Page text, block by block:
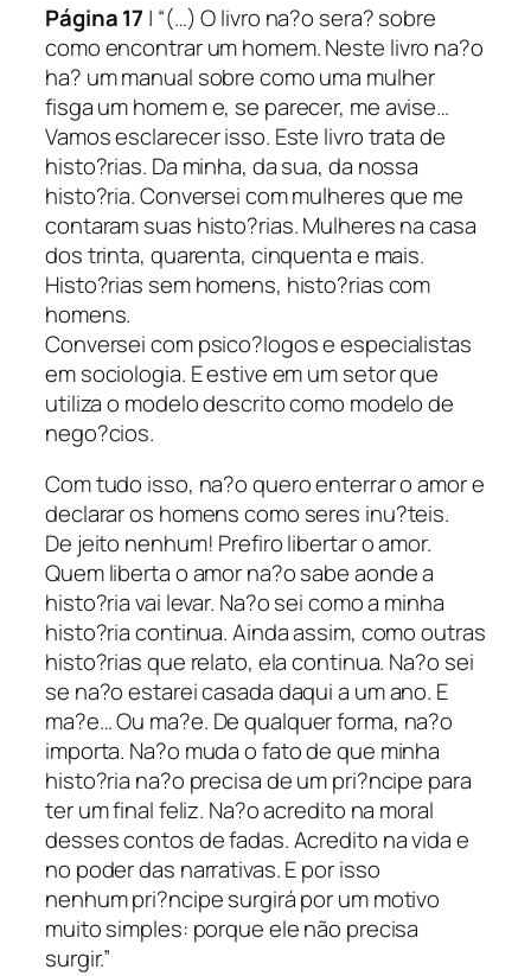
Página 17 | “(…) O livro na?o sera? sobre
como encontrar um homem. Neste livro na?o
ha? um manual sobre como uma mulher
fisga um homem e, se parecer, me avise…
Vamos esclarecer isso. Este livro trata de
histo?rias. Da minha, da sua, da nossa
histo?ria. Conversei com mulheres que me
contaram suas histo?rias. Mulheres na casa
dos trinta, quarenta, cinquenta e mais.
Histo?rias sem homens, histo?rias com
homens.
Conversei com psico?logos e especialistas
em sociologia. E estive em um setor que
utiliza o modelo descrito como modelo de
nego?cios.
Com tudo isso, na?o quero enterrar o amor e
declarar os homens como seres inu?teis.
De jeito nenhum! Prefiro libertar o amor.
Quem liberta o amor na?o sabe aonde a
histo?ria vai levar. Na?o sei como a minha
histo?ria continua. Ainda assim, como outras
histo?rias que relato, ela continua. Na?o sei
se na?o estarei casada daqui a um ano. E
ma?e… Ou ma?e. De qualquer forma, na?o
importa. Na?o muda o fato de que minha
histo?ria na?o precisa de um pri?ncipe para
ter um final feliz. Na?o acredito na moral
desses contos de fadas. Acredito na vida e
no poder das narrativas. E por isso
nenhum pri?ncipe surgirá por um motivo
muito simples: porque ele não precisa
surgir.”